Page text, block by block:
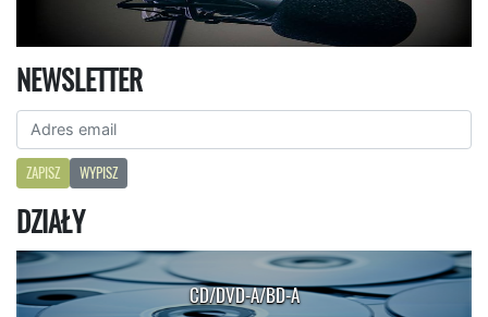
NEWSLETTER
ZAPISZ WYPISZ
DZIAŁY
CD/DVD-A/BD-A